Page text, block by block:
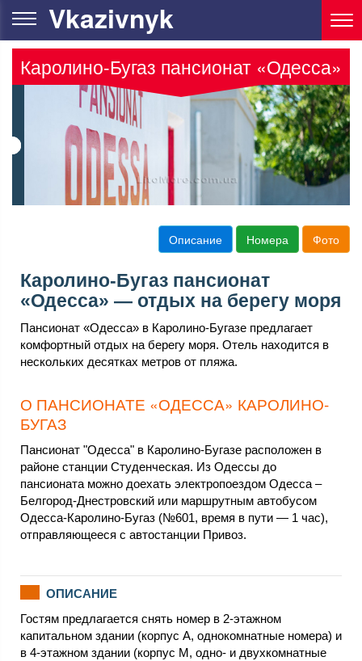
Vkazivnyk
Каролино-Бугаз пансионат «Одесса»
Описание Номера Фото
Каролино-Бугаз пансионат
«Одесса» — отдых на берегу моря
Пансионат «Одесса» в Каролино-Бугазе предлагает
комфортный отдых на берегу моря. Отель находится в
нескольких десятках метров от пляжа.
О ПАНСИОНАТЕ «ОДЕССА» КАРОЛИНО-
БУГАЗ
Пансионат "Одесса" в Каролино-Бугазе расположен в
районе станции Студенческая. Из Одессы до
пансионата можно доехать электропоездом Одесса –
Белгород-Днестровский или маршрутным автобусом
Одесса-Каролино-Бугаз (№601, время в пути — 1 час),
отправляющееся с автостанции Привоз.
ОПИСАНИЕ
Гостям предлагается снять номер в 2-этажном
капитальном здании (корпус А, однокомнатные номера) и
в 4-этажном здании (корпус М, одно- и двухкомнатные